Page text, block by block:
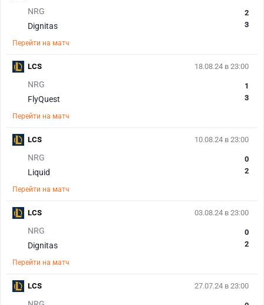
NRG
Dignitas
2
3
Перейти на матч
18.08.24 в 23:00
NRG
FlyQuest
1
3
Перейти на матч
LCS
10.08.24 в 23:00
NRG
Liquid
0
2
Перейти на матч
LCS
03.08.24 в 23:00
NRG
Dignitas
0
2
Перейти на матч
LCS
27.07.24 в 23:00
LCS